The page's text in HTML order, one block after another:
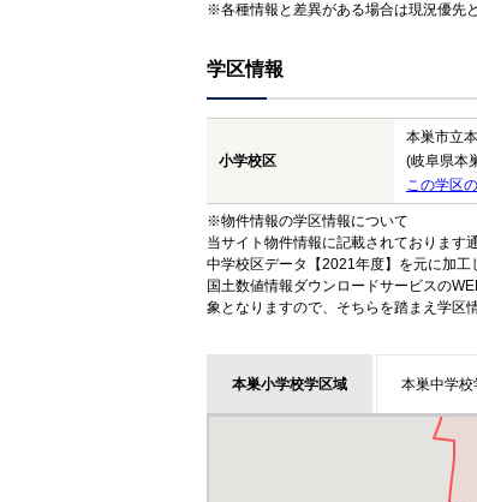
※各種情報と差異がある場合は現況優先
学区情報
小学校区
本巣市立
(岐阜県本
この学区
※物件情報の学区情報について
当サイト物件情報に記載されております
中学校区データ【2021年度】を元に加工
国土数値情報ダウンロードサービスの
象となりますので、そちらを踏まえ学区
本巣小学校学区域 本巣中学校